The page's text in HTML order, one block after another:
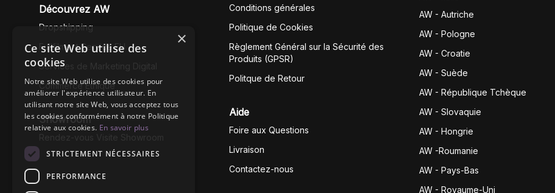
Découvrez AW
Dropshipping
Fullfilment Service EU
Services de Marketing Digital
Commerce Éthique
Showroom
Conditions générales
Politique de Cookies
Règlement Général sur la Sécurité des
Produits (GPSR)
Politque de Retour
Aide
Foire aux Questions
Livraison
Contactez-nous
AW - Autriche
AW - Pologne
AW - Croatie
AW - Suède
AW - République Tchèque
AW - Slovaquie
AW - Hongrie
AW -Roumanie
AW - Pays-Bas
AW - Royaume-Uni
×
Ce site Web utilise des
cookies
Notre site Web utilise des cookies pour
améliorer l'expérience utilisateur. En
utilisant notre site Web, vous acceptez tous
les cookies conformément à notre Politique
relative aux cookies. En savoir plus
STRICTEMENT NÉCESSAIRES
PERFORMANCE